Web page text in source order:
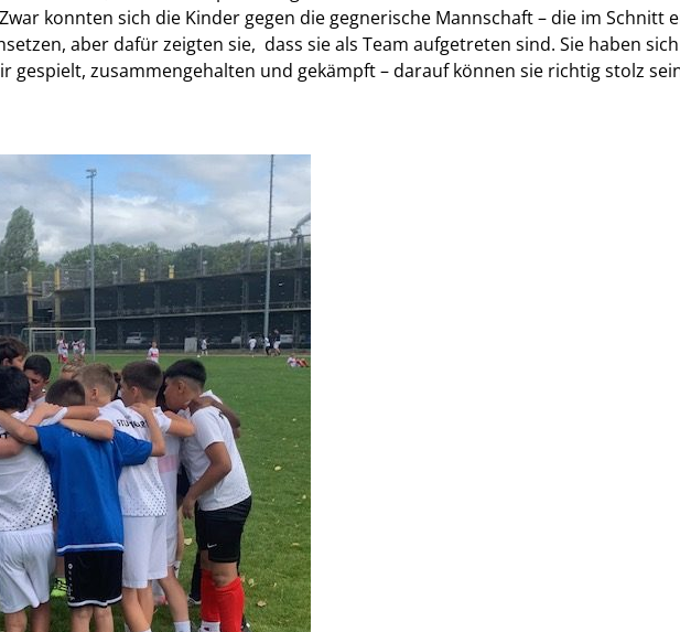
konnten sich die Kinder gegen die gegnerische Mannschaft – die im Schnitt
aber dafür zeigten sie, dass sie als Team aufgetreten sind. Sie haben sich
gespielt, zusammengehalten und gekämpft – darauf können sie richtig stolz